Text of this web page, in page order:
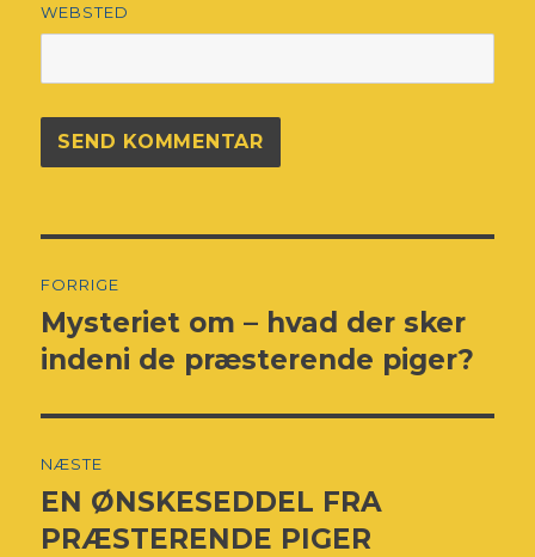
WEBSTED
FORRIGE
Forrige
indlæg:
Mysteriet om – hvad der sker
indeni de præsterende piger?
NÆSTE
Næste
indlæg:
EN ØNSKESEDDEL FRA
PRÆSTERENDE PIGER